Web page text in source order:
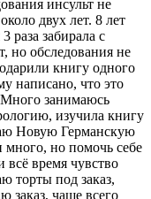
инсульт не
двух лет. 8 лет
раза забирала с
но обследования не
книгу одного
написано, что это
Много занимаюсь
изучила книгу
Новую Германскую
но помочь себе
время чувство
торты под заказ,
заказ, чаще всего